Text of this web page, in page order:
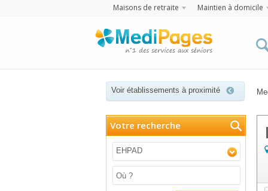
Maisons de retraite Maintien à domicile
Voir établissements à proximité
Votre recherche
EHPAD